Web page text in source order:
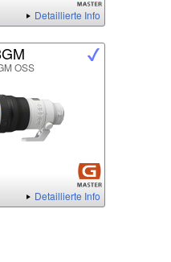
Detaillierte Info
OSS
Detaillierte Info